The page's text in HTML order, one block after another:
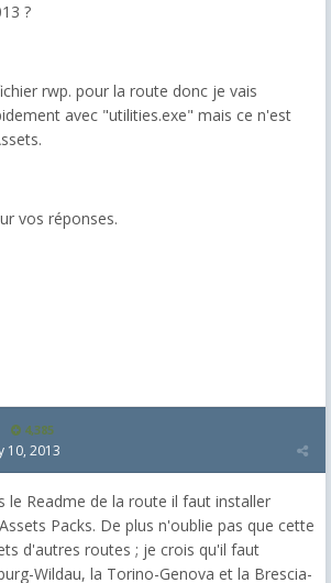
?
rwp. pour la route donc je vais
avec "utilities.exe" mais ce n'est
vos réponses.
4,385
10, 2013
le Readme de la route il faut installer
Packs. De plus n'oublie pas que cette
d'autres routes ; je crois qu'il faut
Wildau, la Torino-Genova et la Brescia-